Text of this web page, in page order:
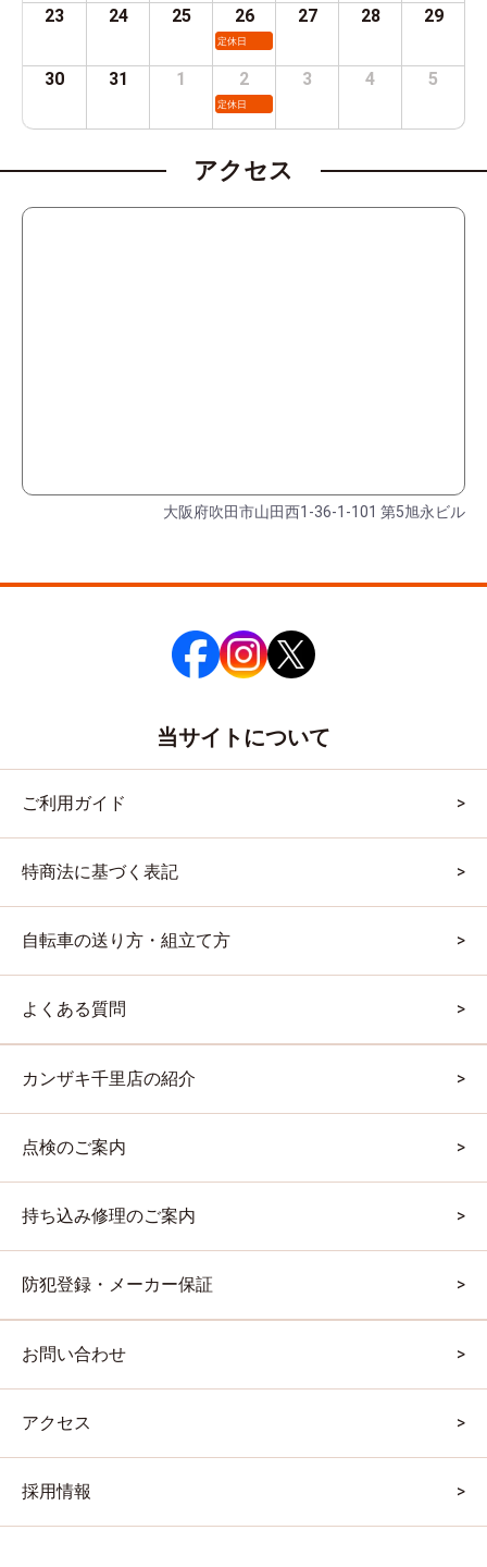
23 24 25 26
定休日
27 28 29
30 31 1 2
定休日
3 4 5
アクセス
大阪府吹田市山田西1-36-1-101 第5旭永ビル
当サイトについて
ご利用ガイド
特商法に基づく表記
自転車の送り方・組立て方
よくある質問
カンザキ千里店の紹介
点検のご案内
持ち込み修理のご案内
防犯登録・メーカー保証
お問い合わせ
アクセス
採用情報